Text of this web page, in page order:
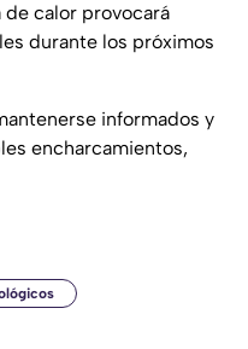
calor provocará
durante los próximos
informados y
encharcamientos,